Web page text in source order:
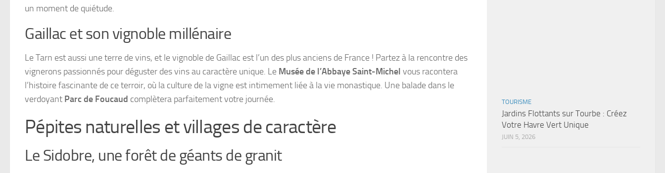
un moment de quiétude.
Gaillac et son vignoble millénaire
Le Tarn est aussi une terre de vins, et le vignoble de Gaillac est l’un des plus anciens de France ! Partez à la rencontre des
vignerons passionnés pour déguster des vins au caractère unique. Le Musée de l’Abbaye Saint-Michel vous racontera
l’histoire fascinante de ce terroir, où la culture de la vigne est intimement liée à la vie monastique. Une balade dans le
verdoyant Parc de Foucaud complètera parfaitement votre journée.
Pépites naturelles et villages de caractère
Le Sidobre, une forêt de géants de granit
TOURISME
Jardins Flottants sur Tourbe : Créez
Votre Havre Vert Unique
JUIN 5, 2026